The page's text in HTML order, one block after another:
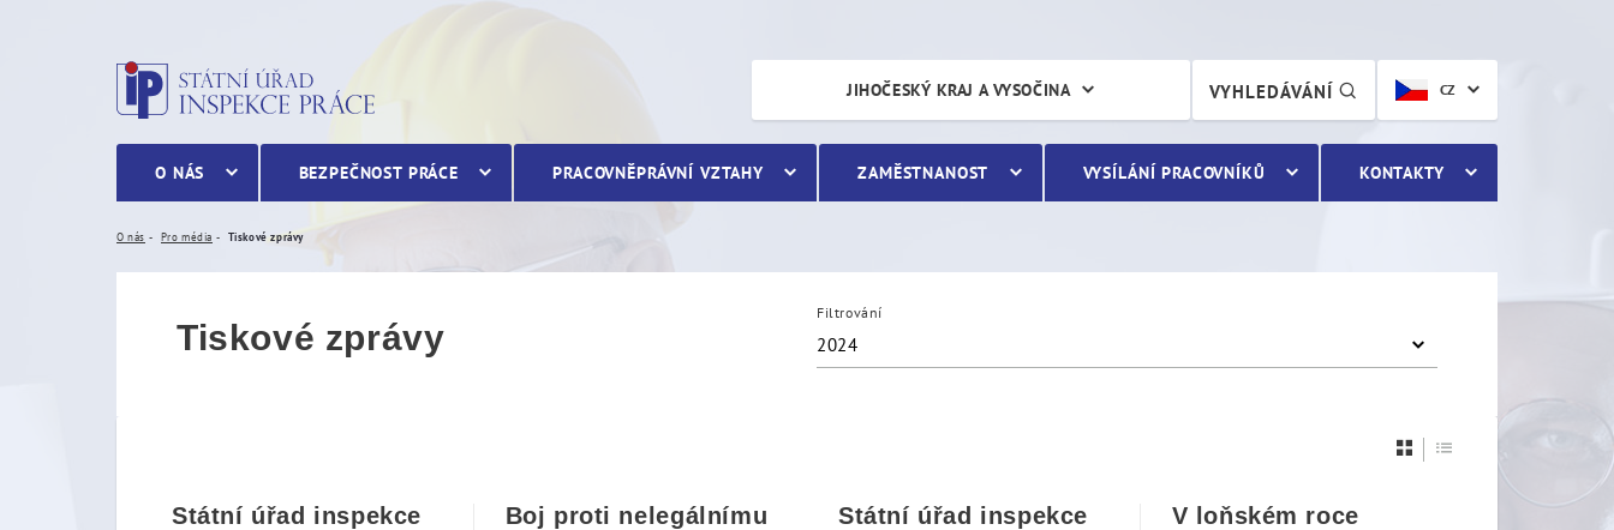
CZ
VYHLEDÁVÁNÍ
JIHOČESKÝ KRAJ A VYSOČINA
O NÁS BEZPEČNOST PRÁCE PRACOVNĚPRÁVNÍ VZTAHY ZAMĚSTNANOST VYSÍLÁNÍ PRACOVNÍKŮ KONTAKTY
O nás Pro média Tiskové zprávy
Tiskové zprávy
Filtrování
2024
Státní úřad inspekce
Boj proti nelegálnímu
Státní úřad inspekce
V loňském roce